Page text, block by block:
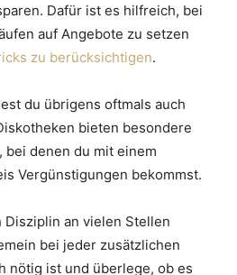
Dafür ist es hilfreich, bei
auf Angebote zu setzen
zu berücksichtigen.
du übrigens oftmals auch
bieten besondere
bei denen du mit einem
Vergünstigungen bekommst.
Disziplin an vielen Stellen
bei jeder zusätzlichen
nötig ist und überlege, ob es